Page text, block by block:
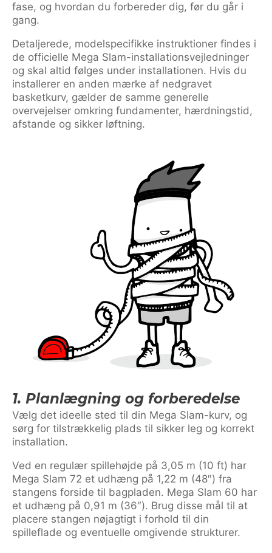
fase, og hvordan du forbereder dig, før du går i
gang.
Detaljerede, modelspecifikke instruktioner findes i
de officielle Mega Slam-installationsvejledninger
og skal altid følges under installationen. Hvis du
installerer en anden mærke af nedgravet
basketkurv, gælder de samme generelle
overvejelser omkring fundamenter, hærdningstid,
afstande og sikker løftning.
1. Planlægning og forberedelse
Vælg det ideelle sted til din Mega Slam-kurv, og
sørg for tilstrækkelig plads til sikker leg og korrekt
installation.
Ved en regulær spillehøjde på 3,05 m (10 ft) har
Mega Slam 72 et udhæng på 1,22 m (48″) fra
stangens forside til bagpladen. Mega Slam 60 har
et udhæng på 0,91 m (36″). Brug disse mål til at
placere stangen nøjagtigt i forhold til din
spilleflade og eventuelle omgivende strukturer.